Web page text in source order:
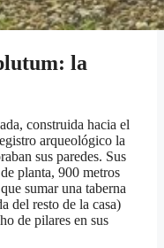
la
construida hacia el
arqueológico la
sus paredes. Sus
planta, 900 metros
sumar una taberna
del resto de la casa)
de pilares en sus